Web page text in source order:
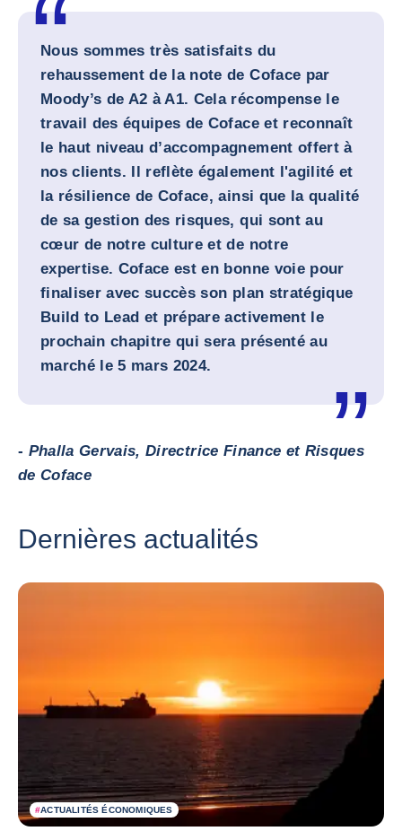
Nous sommes très satisfaits du
rehaussement de la note de Coface par
Moody’s de A2 à A1. Cela récompense le
travail des équipes de Coface et reconnaît
le haut niveau d’accompagnement offert à
nos clients. Il reflète également l'agilité et
la résilience de Coface, ainsi que la qualité
de sa gestion des risques, qui sont au
cœur de notre culture et de notre
expertise. Coface est en bonne voie pour
finaliser avec succès son plan stratégique
Build to Lead et prépare activement le
prochain chapitre qui sera présenté au
marché le 5 mars 2024.
- Phalla Gervais, Directrice Finance et Risques
de Coface
Dernières actualités
#ACTUALITÉS ÉCONOMIQUES